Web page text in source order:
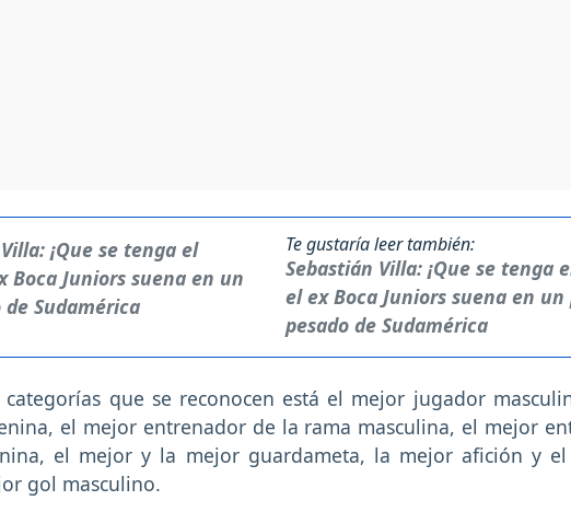
Te gustaría leer también:
Sebastián Villa: ¡Que se tenga
el ex Boca Juniors suena en un
pesado de Sudamérica
que se reconocen está el mejor jugador
el mejor entrenador de la rama masculina, el mejor
el mejor y la mejor guardameta, la mejor afición y el
gol masculino.